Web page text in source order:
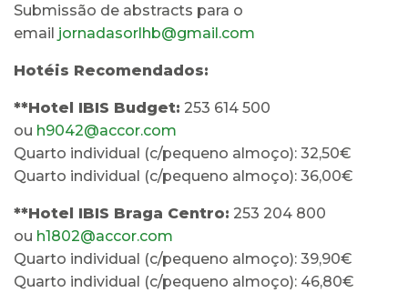
Submissão de abstracts para o
email jornadasorlhb@gmail.com
Hotéis Recomendados:
**Hotel IBIS Budget: 253 614 500
ou h9042@accor.com
Quarto individual (c/pequeno almoço): 32,50€
Quarto individual (c/pequeno almoço): 36,00€
**Hotel IBIS Braga Centro: 253 204 800
ou h1802@accor.com
Quarto individual (c/pequeno almoço): 39,90€
Quarto individual (c/pequeno almoço): 46,80€